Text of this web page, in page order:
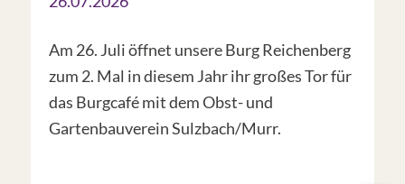
Am 26. Juli öffnet unsere Burg Reichenberg
zum 2. Mal in diesem Jahr ihr großes Tor für
das Burgcafé mit dem Obst- und
Gartenbauverein Sulzbach/Murr.